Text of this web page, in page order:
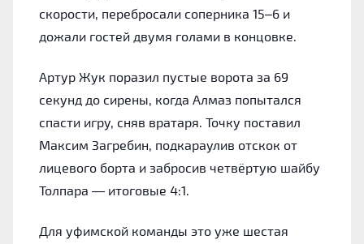
скорости, перебросали соперника 15–6 и
дожали гостей двумя голами в концовке.
Артур Жук поразил пустые ворота за 69
секунд до сирены, когда Алмаз попытался
спасти игру, сняв вратаря. Точку поставил
Максим Загребин, подкараулив отскок от
лицевого борта и забросив четвёртую шайбу
Толпара — итоговые 4:1.
Для уфимской команды это уже шестая